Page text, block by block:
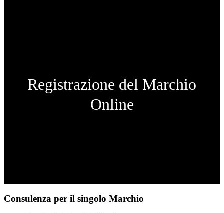
Registrazione del Marchio
Online
Consulenza per il singolo Marchio